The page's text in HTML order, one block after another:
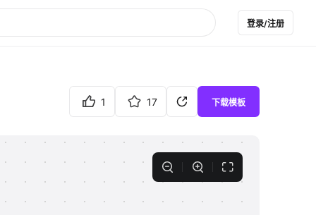
登录/注册
1 17 下载模板